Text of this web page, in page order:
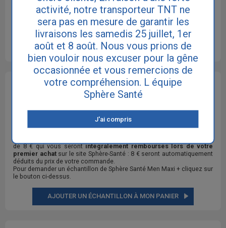
OBTENIR UN ÉCHANTILLON DE : SPHÈRE SANTÉ MEN
jusque 4 échantillons différents
de nos produits pour l' incontinence. Les échantillons sont
totalementgratuitset sont envoyés en sachets individuels.
de 8 € qui vous serontintégralement remboursés lors de votre
premier achatsur le site Sphère-Santé : 8 € seront automatiquement
déduits du prix de votre commande.
Pour demander un échantillon de Sphère Santé Men Maxi + cliquez sur
le bouton ci-dessus.
AJOUTER UN ÉCHANTILLON À MON PANIER
activité, notre transporteur TNT ne
sera pas en mesure de garantir les
livraisons les samedis 25 juillet, 1er
août et 8 août. Nous vous prions de
bien vouloir nous excuser pour la gêne
occasionnée et vous remercions de
votre compréhension. L équipe
Sphère Santé
J'ai compris